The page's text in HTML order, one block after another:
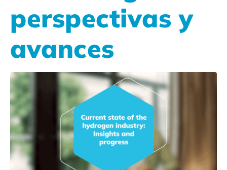
perspectivas y
avances